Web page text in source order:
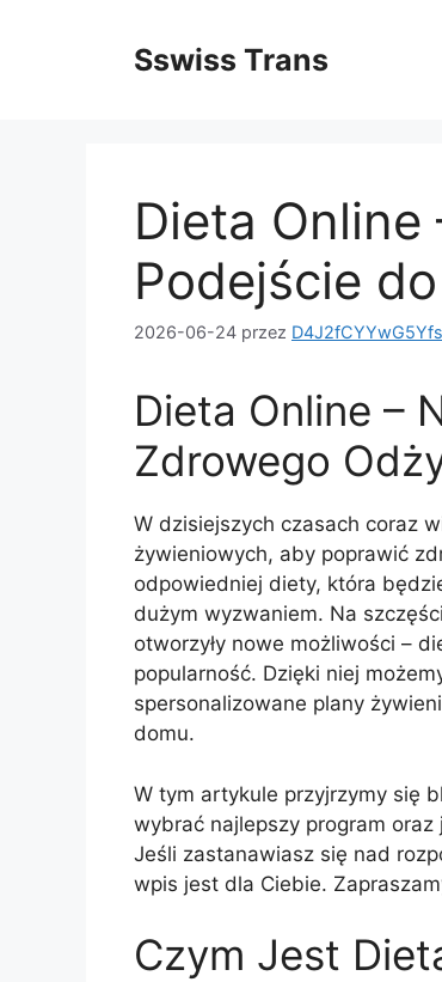
Sswiss Trans
Dieta Online
Podejście
2026-06-24 przez
Dieta Online –
Zdrowego
W dzisiejszych czasach coraz
żywieniowych, aby poprawić
odpowiedniej diety, która
dużym wyzwaniem. Na
otworzyły nowe możliwości –
popularność. Dzięki niej
spersonalizowane plany
domu.
W tym artykule przyjrzymy się
wybrać najlepszy program
Jeśli zastanawiasz się nad
wpis jest dla Ciebie.
Czym Jest